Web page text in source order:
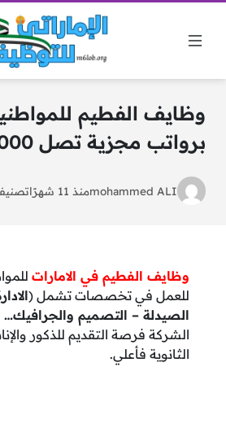
وظايف الفطيم
برواتب مجزية تصل 10,000 درهم
mohammed ALIمنذ 11 شهرًا
وظايف الفطيم في الامارات
للعمل في تخصصات تشمل (
الصيدلة – التصميم والجرافيك…
الشركة فرصة التقديم للذكور
الثانوية فأعلي.